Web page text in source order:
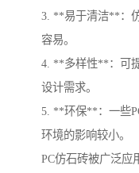
3. **易于清洁**：
容易。
4. **多样性**：可
设计需求。
5. **环保**：一些
环境的影响较小。
PC仿石砖被广泛应